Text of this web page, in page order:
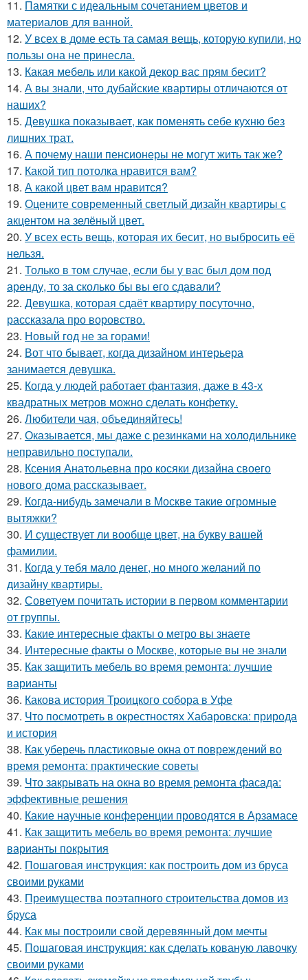
11. Памятки с идеальным сочетанием цветов и
материалов для ванной.
12. У всех в доме есть та самая вещь, которую купили, но
пользы она не принесла.
13. Какая мебель или какой декор вас прям бесит?
14. А вы знали, что дубайские квартиры отличаются от
наших?
15. Девушка показывает, как поменять себе кухню без
лишних трат.
16. А почему наши пенсионеры не могут жить так же?
17. Какой тип потолка нравится вам?
18. А какой цвет вам нравится?
19. Оцените современный светлый дизайн квартиры с
акцентом на зелёный цвет.
20. У всех есть вещь, которая их бесит, но выбросить её
нельзя.
21. Только в том случае, если бы у вас был дом под
аренду, то за сколько бы вы его сдавали?
22. Девушка, которая сдаёт квартиру посуточно,
рассказала про воровство.
23. Новый год не за горами!
24. Вот что бывает, когда дизайном интерьера
занимается девушка.
25. Когда у людей работает фантазия, даже в 43-х
квадратных метров можно сделать конфетку.
26. Любители чая, объединяйтесь!
27. Оказывается, мы даже с резинками на холодильнике
неправильно поступали.
28. Ксения Анатольевна про косяки дизайна своего
нового дома рассказывает.
29. Когда-нибудь замечали в Москве такие огромные
вытяжки?
30. И существует ли вообще цвет, на букву вашей
фамилии.
31. Когда у тебя мало денег, но много желаний по
дизайну квартиры.
32. Советуем почитать истории в первом комментарии
от группы.
33. Какие интересные факты о метро вы знаете
34. Интересные факты о Москве, которые вы не знали
35. Как защитить мебель во время ремонта: лучшие
варианты
36. Какова история Троицкого собора в Уфе
37. Что посмотреть в окрестностях Хабаровска: природа
и история
38. Как уберечь пластиковые окна от повреждений во
время ремонта: практические советы
39. Что закрывать на окна во время ремонта фасада:
эффективные решения
40. Какие научные конференции проводятся в Арзамасе
41. Как защитить мебель во время ремонта: лучшие
варианты покрытия
42. Пошаговая инструкция: как построить дом из бруса
своими руками
43. Преимущества поэтапного строительства домов из
бруса
44. Как мы построили свой деревянный дом мечты
45. Пошаговая инструкция: как сделать кованую лавочку
своими руками